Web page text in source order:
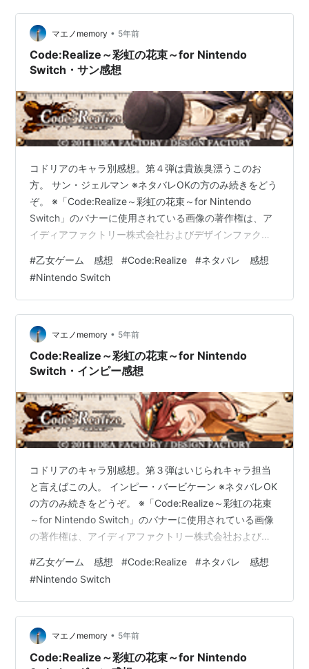
マエノmemory • 5年前
Code:Realize～彩虹の花束～for Nintendo
Switch・サン感想
コドリアのキャラ別感想。第４弾は貴族臭漂うこのお
方。 サン・ジェルマン ※ネタバレOKの方のみ続きをどう
ぞ。 ※「Code:Realize～彩虹の花束～for Nintendo
Switch」のバナーに使用されている画像の著作権は、ア
イディアファクトリー株式会社およびデザインファクト
#乙女ゲーム 感想 #Code:Realize #ネタバレ 感想
#Nintendo Switch
マエノmemory • 5年前
Code:Realize～彩虹の花束～for Nintendo
Switch・インピー感想
コドリアのキャラ別感想。第３弾はいじられキャラ担当
と言えばこの人。 インピー・バービケーン ※ネタバレOK
の方のみ続きをどうぞ。 ※「Code:Realize～彩虹の花束
～for Nintendo Switch」のバナーに使用されている画像
の著作権は、アイディアファクトリー株式会社およびデ
#乙女ゲーム 感想 #Code:Realize #ネタバレ 感想
#Nintendo Switch
マエノmemory • 5年前
Code:Realize～彩虹の花束～for Nintendo